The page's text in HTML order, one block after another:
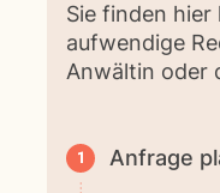
Sie finden
aufwendige
Anwältin oder
Anfrage